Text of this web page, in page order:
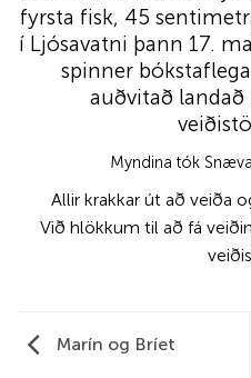
fyrsta fisk, 45
í Ljósavatni þann 17.
spinner
auðvitað
Myndina tók
Allir krakkar út að veiða
Við hlökkum til að fá
Marín og Bríet